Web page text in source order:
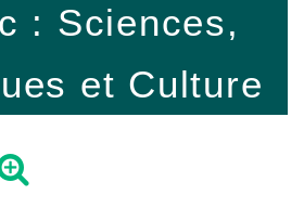
: Sciences,
et Culture